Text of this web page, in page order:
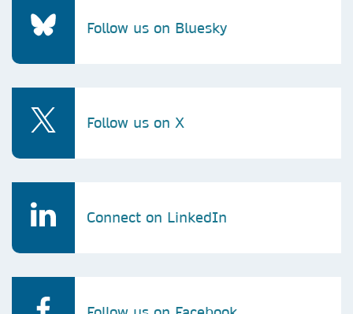
Follow us on Bluesky
Follow us on X
Connect on LinkedIn